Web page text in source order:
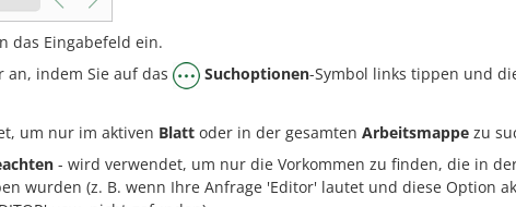
das Eingabefeld ein.
an, indem Sie auf das
Suchoptionen-Symbol links tippen und
um nur im aktiven Blatt oder in der gesamten Arbeitsmappe zu
- wird verwendet, um nur die Vorkommen zu finden, die in
wurden (z. B. wenn Ihre Anfrage 'Editor' lautet und diese Option